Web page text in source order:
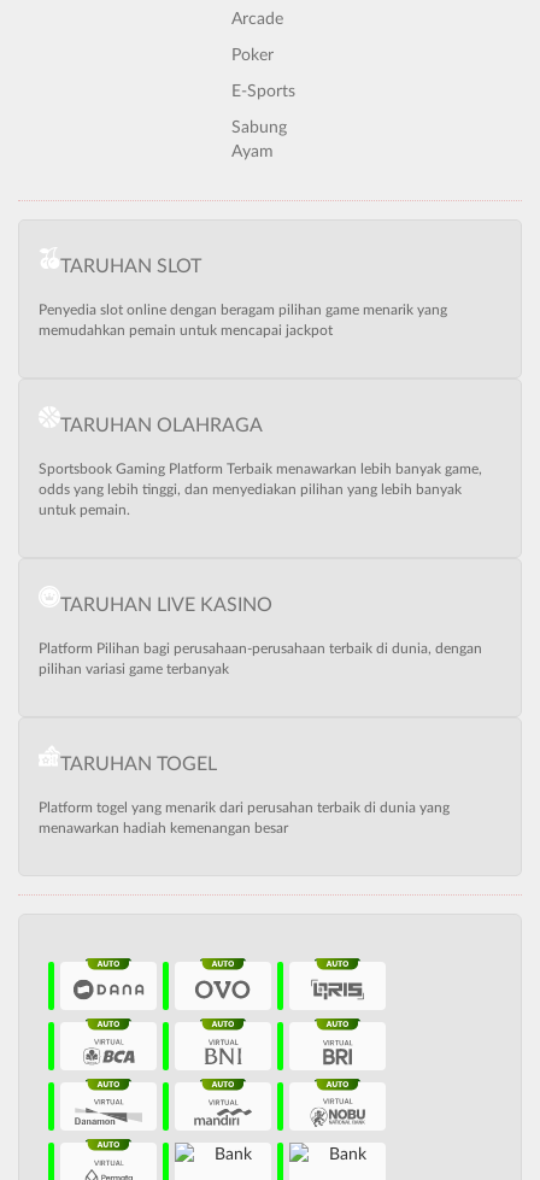
Arcade
Poker
E-Sports
Sabung
Ayam
TARUHAN SLOT
Penyedia slot online dengan beragam pilihan game menarik yang
memudahkan pemain untuk mencapai jackpot
TARUHAN OLAHRAGA
Sportsbook Gaming Platform Terbaik menawarkan lebih banyak game,
odds yang lebih tinggi, dan menyediakan pilihan yang lebih banyak
untuk pemain.
TARUHAN LIVE KASINO
Platform Pilihan bagi perusahaan-perusahaan terbaik di dunia, dengan
pilihan variasi game terbanyak
TARUHAN TOGEL
Platform togel yang menarik dari perusahan terbaik di dunia yang
menawarkan hadiah kemenangan besar